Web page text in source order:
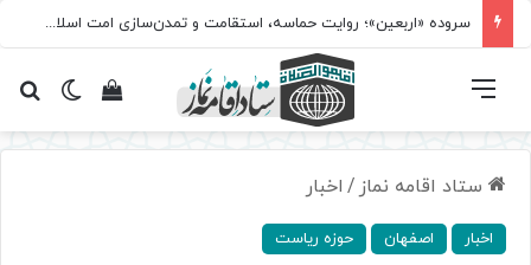
سروده‌ «اربعین»؛ روایت حماسه، استقامت و تمدن‌سازی امت اسلامی
تغییرمشاهده فهرست
ستاد اقامه نماز / اخبار
اخبار اصفهان حوزه ریاست